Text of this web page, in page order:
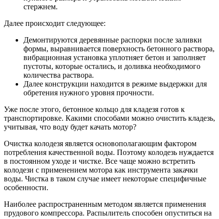
стержнем.
Далее происходит следующее:
Демонтируются деревянные распорки после заливки
формы, выравнивается поверхность бетонного раствора,
вибрационная установка уплотняет бетон и заполняет
пустоты, которые остались, и доливка необходимого
количества раствора.
Далее конструкции находится в режиме выдержки для
обретения нужного уровня прочности.
Уже после этого, бетонное кольцо для кладезя готов к
транспортировке. Какими способами можно очистить кладезь,
учитывая, что воду будет качать мотор?
Очистка колодезя является основополагающим фактором
потребления качественной воды. Поэтому колодезь нуждается
в постоянном уходе и чистке. Все чаще можно встретить
колодези с применением мотора как инструмента закачки
воды. Чистка в таком случае имеет некоторые специфичные
особенности.
Наиболее распространенным методом является применения
прудового компрессора. Распылитель способен опуститься на